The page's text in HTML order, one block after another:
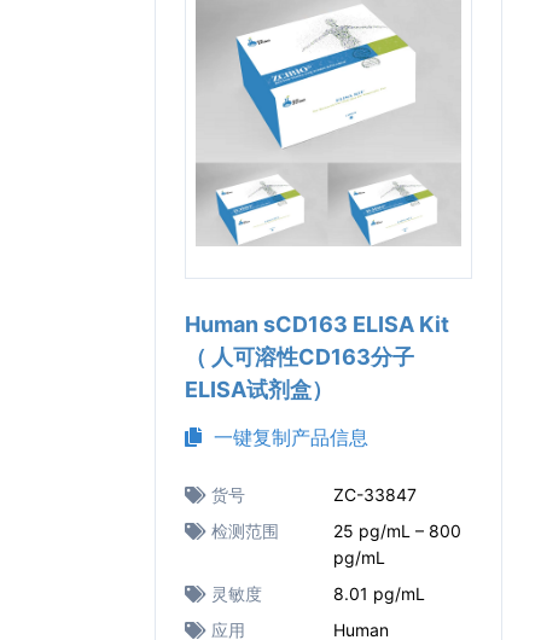
Human sCD163 ELISA Kit
（ 人可溶性CD163分子
ELISA试剂盒）
一键复制产品信息
货号
ZC-33847
检测范围
25 pg/mL – 800
pg/mL
灵敏度
8.01 pg/mL
应用
Human